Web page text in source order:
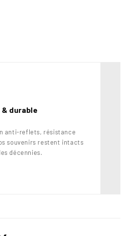
durable
anti-reflets, résistance
souvenirs restent intacts
décennies.